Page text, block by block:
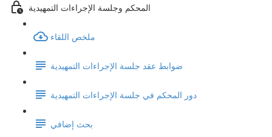
المحكم وجلسة الإجراءات التمهيدية
ملخص اللقاء
ضوابط عقد جلسة الإجراءات التمهيدية
دور المحكم في جلسة الإجراءات التمهيدية
بحث إضافي